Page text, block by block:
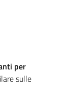
per
sulle